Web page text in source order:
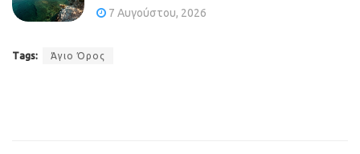
7 Αυγούστου, 2026
Tags: Άγιο Όρος